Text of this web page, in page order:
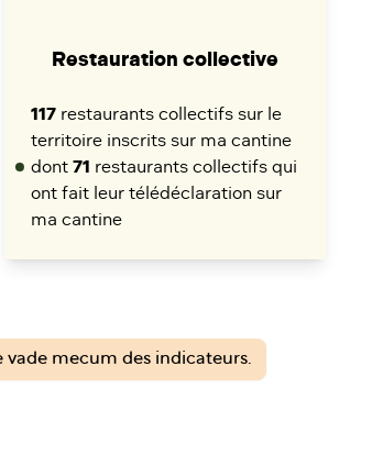
Restauration collective
117 restaurants collectifs sur le
territoire inscrits sur ma cantine
dont 71 restaurants collectifs qui
ont fait leur télédéclaration sur
ma cantine
mecum des indicateurs.